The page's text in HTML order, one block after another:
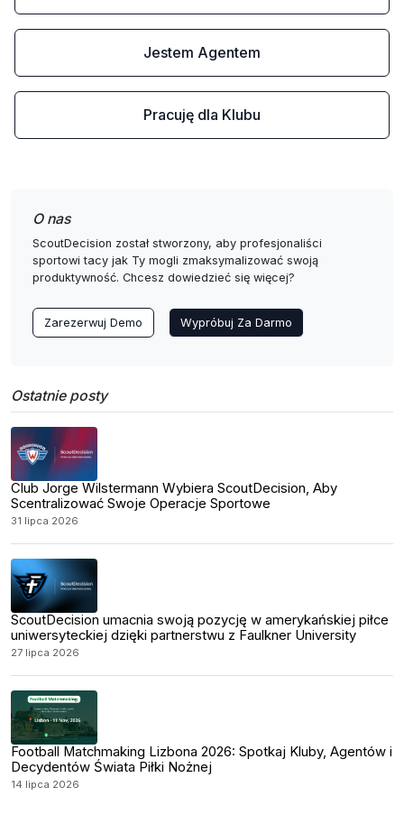
Jestem Agentem
Pracuję dla Klubu
O nas
ScoutDecision został stworzony, aby profesjonaliści
sportowi tacy jak Ty mogli zmaksymalizować swoją
produktywność. Chcesz dowiedzieć się więcej?
Zarezerwuj Demo Wypróbuj Za Darmo
Ostatnie posty
Club Jorge Wilstermann Wybiera ScoutDecision, Aby
Scentralizować Swoje Operacje Sportowe
31 lipca 2026
ScoutDecision umacnia swoją pozycję w amerykańskiej piłce
uniwersyteckiej dzięki partnerstwu z Faulkner University
27 lipca 2026
Football Matchmaking Lizbona 2026: Spotkaj Kluby, Agentów i
Decydentów Świata Piłki Nożnej
14 lipca 2026